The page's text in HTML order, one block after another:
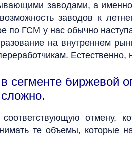
заводами, а
заводов к
по ГСМ у нас обычно
на внутреннем
Естественно,
биржевой
отмену,
те объемы, которые